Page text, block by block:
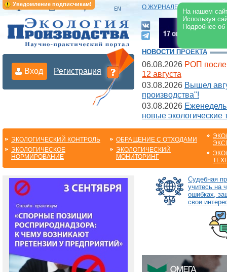
Уведомление подписчикам!
На нашем
Используя
Подробнее
О ЖУРНАЛЕ |
Вход Регистрация
НОВОСТИ ПРОЕКТА
06.08.2026 РОП после
12 августа
03.08.2026 Вышел
производства"!
03.08.2026
новые экологические
ЭКОЛОГИЧЕСКИЙ КОНТРОЛЬ
ЭКОЛОГИЧЕСКОЕ
НОРМИРОВАНИЕ
ОБРАЩЕНИЕ С ОТХОДАМИ
ЭКОЛОГИЧЕСКИЙ
МОНИТОРИНГ
Судебная
учитесь на
ошибках,
свои